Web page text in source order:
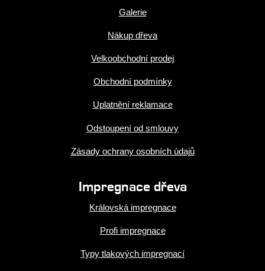
Galerie
Nákup dřeva
Velkoobchodní prodej
Obchodní podmínky
Uplatnění reklamace
Odstoupení od smlouvy
Zásady ochrany osobních údajů
Impregnace dřeva
Královská impregnace
Profi impregnace
Typy tlakových impregnací